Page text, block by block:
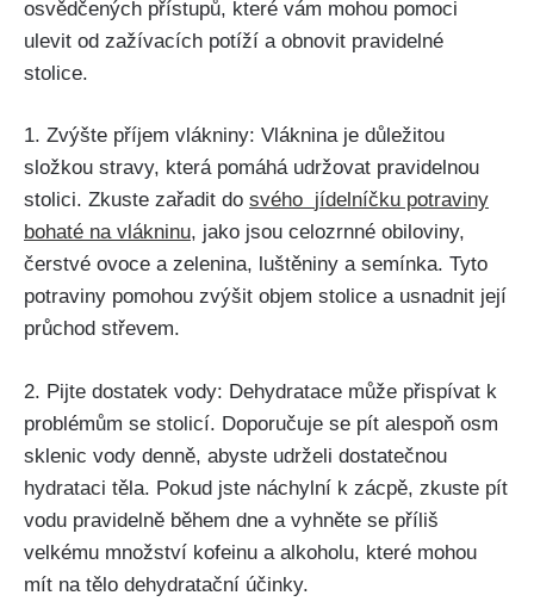
osvědčených přístupů, které vám mohou pomoci
ulevit od ‌zažívacích potíží a obnovit pravidelné
stolice.
1. Zvýšte příjem vlákniny: Vláknina‍ je důležitou
složkou stravy, která pomáhá udržovat pravidelnou
stolici. Zkuste ‍zařadit do svého ⁢ jídelníčku potraviny
bohaté na⁢ vlákninu, jako jsou celozrnné obiloviny,
čerstvé​ ovoce a zelenina,‌ luštěniny a semínka. Tyto
potraviny pomohou zvýšit objem stolice ‍a⁤ usnadnit její
průchod střevem.
2. Pijte dostatek vody: ‍Dehydratace může přispívat k
problémům se stolicí. Doporučuje se pít alespoň osm
sklenic vody denně, abyste ​udrželi dostatečnou
hydrataci těla. Pokud jste náchylní k zácpě, zkuste⁣ pít
vodu pravidelně během ‌dne a vyhněte se příliš
velkému množství kofeinu a alkoholu, které mohou
mít na tělo ⁢dehydratační účinky.